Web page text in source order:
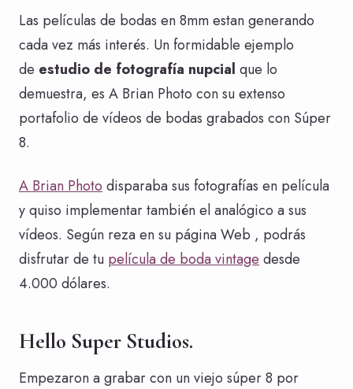
Las películas de bodas en 8mm estan generando
cada vez más interés. Un formidable ejemplo
de estudio de fotografía nupcial que lo
demuestra, es A Brian Photo con su extenso
portafolio de vídeos de bodas grabados con Súper
8.
A Brian Photodisparaba sus fotografías en película
y quiso implementar también el analógico a sus
vídeos. Según reza en su página Web , podrás
disfrutar de tu película de boda vintagedesde
4.000 dólares.
Hello Super Studios.
Empezaron a grabar con un viejo súper 8 por